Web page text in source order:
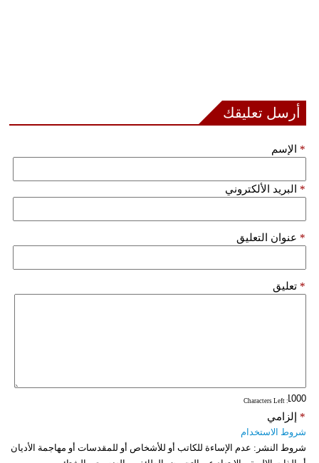
فيديو
أرسل تعليقك
الإسم *
البريد الألكتروني *
عنوان التعليق *
تعليق *
: Characters Left
إلزامي *
شروط الاستخدام
شروط النشر: عدم الإساءة للكاتب أو للأشخاص أو للمقدسات أو مهاجمة الأديان